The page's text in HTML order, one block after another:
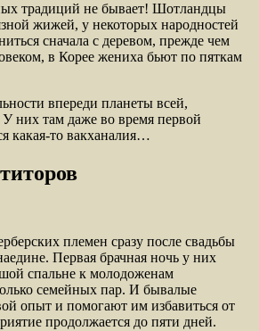
традиций не бывает! Шотландцы
жижей, у некоторых народностей
сначала с деревом, прежде чем
в Корее жениха бьют по пяткам
впереди планеты всей,
них там даже во время первой
какая-то вакханалия…
племен сразу после свадьбы
Первая брачная ночь у них
спальне к молодоженам
семейных пар. И бывалые
опыт и помогают им избавиться от
продолжается до пяти дней.